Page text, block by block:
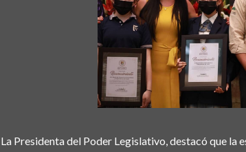
La Presidenta del Poder Legislativo, destacó que